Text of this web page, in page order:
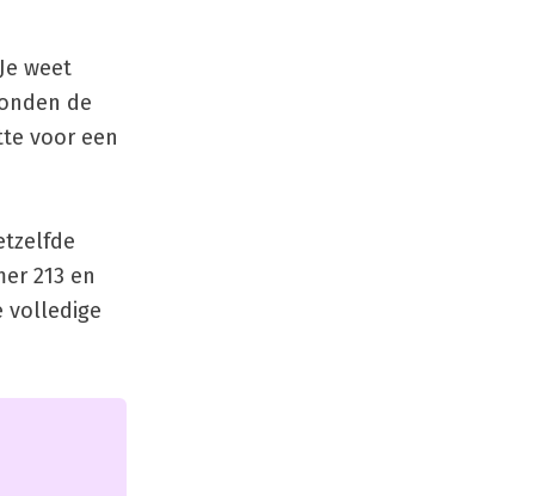
weet
de
voor een
213 en
volledige